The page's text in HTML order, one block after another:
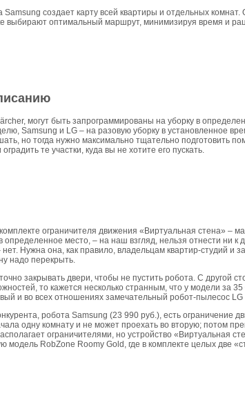
Samsung создает карту всей квартиры и отдельных
выбирают оптимальный маршрут, минимизируя время и
могут быть запрограммированы на уборку в
Samsung и LG – на разовую уборку в установленное
но тогда нужно максимально тщательно подготовить
те участки, куда вы не хотите его пускать.
ограничителя движения «Виртуальная стена» –
определенное место, – на наш взгляд, нельзя отнести ни к
Нужна она, как правило, владельцам квартир-студий и
надо перекрыть.
закрывать двери, чтобы не пустить робота. С другой
то кажется несколько странным, что у модели за
и во всех отношениях замечательный робот-пылесос LG
робота Samsung (23 990 руб.), есть ограничение
одну комнату и не может проехать во вторую; потом
ограничителями, но устройство «Виртуальная
модель RobZone Roomy Gold, где в комплекте целых две